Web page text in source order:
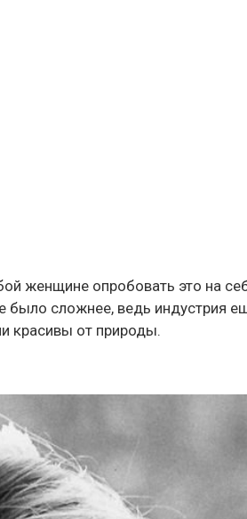
женщине опробовать это на
сложнее, ведь индустрия
красивы от природы.